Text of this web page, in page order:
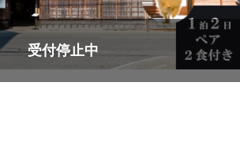
受付停止中